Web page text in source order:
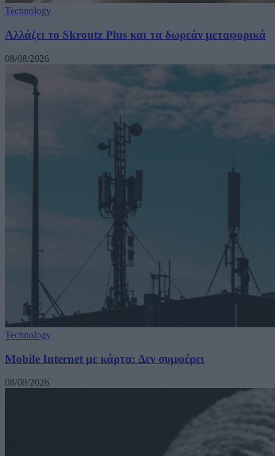
Technology
Αλλάζει το Skroutz Plus και τα δωρεάν μεταφορικά
08/08/2026
Technology
Mobile Internet με κάρτα: Δεν συμφέρει
08/08/2026